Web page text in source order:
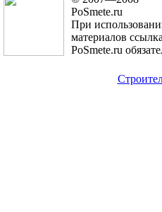
PoSmete.ru
При
материалов
PoSmete.ru